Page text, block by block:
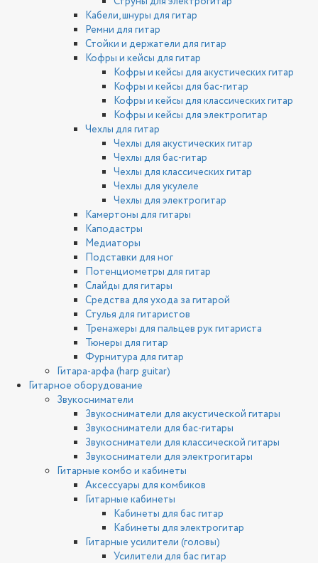
Кабели, шнуры для гитар
Ремни для гитар
Стойки и держатели для гитар
Кофры и кейсы для гитар
Кофры и кейсы для акустических гитар
Кофры и кейсы для бас-гитар
Кофры и кейсы для классических гитар
Кофры и кейсы для электрогитар
Чехлы для гитар
Чехлы для акустических гитар
Чехлы для бас-гитар
Чехлы для классических гитар
Чехлы для укулеле
Чехлы для электрогитар
Камертоны для гитары
Каподастры
Медиаторы
Подставки для ног
Потенциометры для гитар
Слайды для гитары
Средства для ухода за гитарой
Стулья для гитаристов
Тренажеры для пальцев рук гитариста
Тюнеры для гитар
Фурнитура для гитар
Гитара-арфа (harp guitar)
Гитарное оборудование
Звукосниматели
Звукосниматели для акустической гитары
Звукосниматели для бас-гитары
Звукосниматели для классической гитары
Звукосниматели для электрогитары
Гитарные комбо и кабинеты
Аксессуары для комбиков
Гитарные кабинеты
Кабинеты для бас гитар
Кабинеты для электрогитар
Гитарные усилители (головы)
Усилители для бас гитар